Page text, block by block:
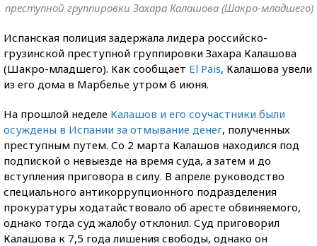
преступной группировки Захара Калашова (Шакро-младшего)
Испанская полиция задержала лидера российско-
грузинской преступной группировки Захара Калашова
(Шакро-младшего). Как сообщает El Pais, Калашова увели
из его дома в Марбелье утром 6 июня.
На прошлой неделе Калашов и его соучастники были
осуждены в Испании за отмывание денег, полученных
преступным путем. Со 2 марта Калашов находился под
подпиской о невыезде на время суда, а затем и до
вступления приговора в силу. В апреле руководство
специального антикоррупционного подразделения
прокуратуры ходатайствовало об аресте обвиняемого,
однако тогда суд жалобу отклонил. Суд приговорил
Калашова к 7,5 года лишения свободы, однако он